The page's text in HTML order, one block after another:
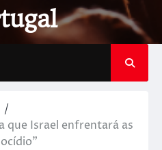
que Israel enfrentará as